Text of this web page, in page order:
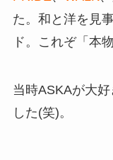
た。和と洋を見
ド。これぞ「本
当時ASKAが大
した(笑)。